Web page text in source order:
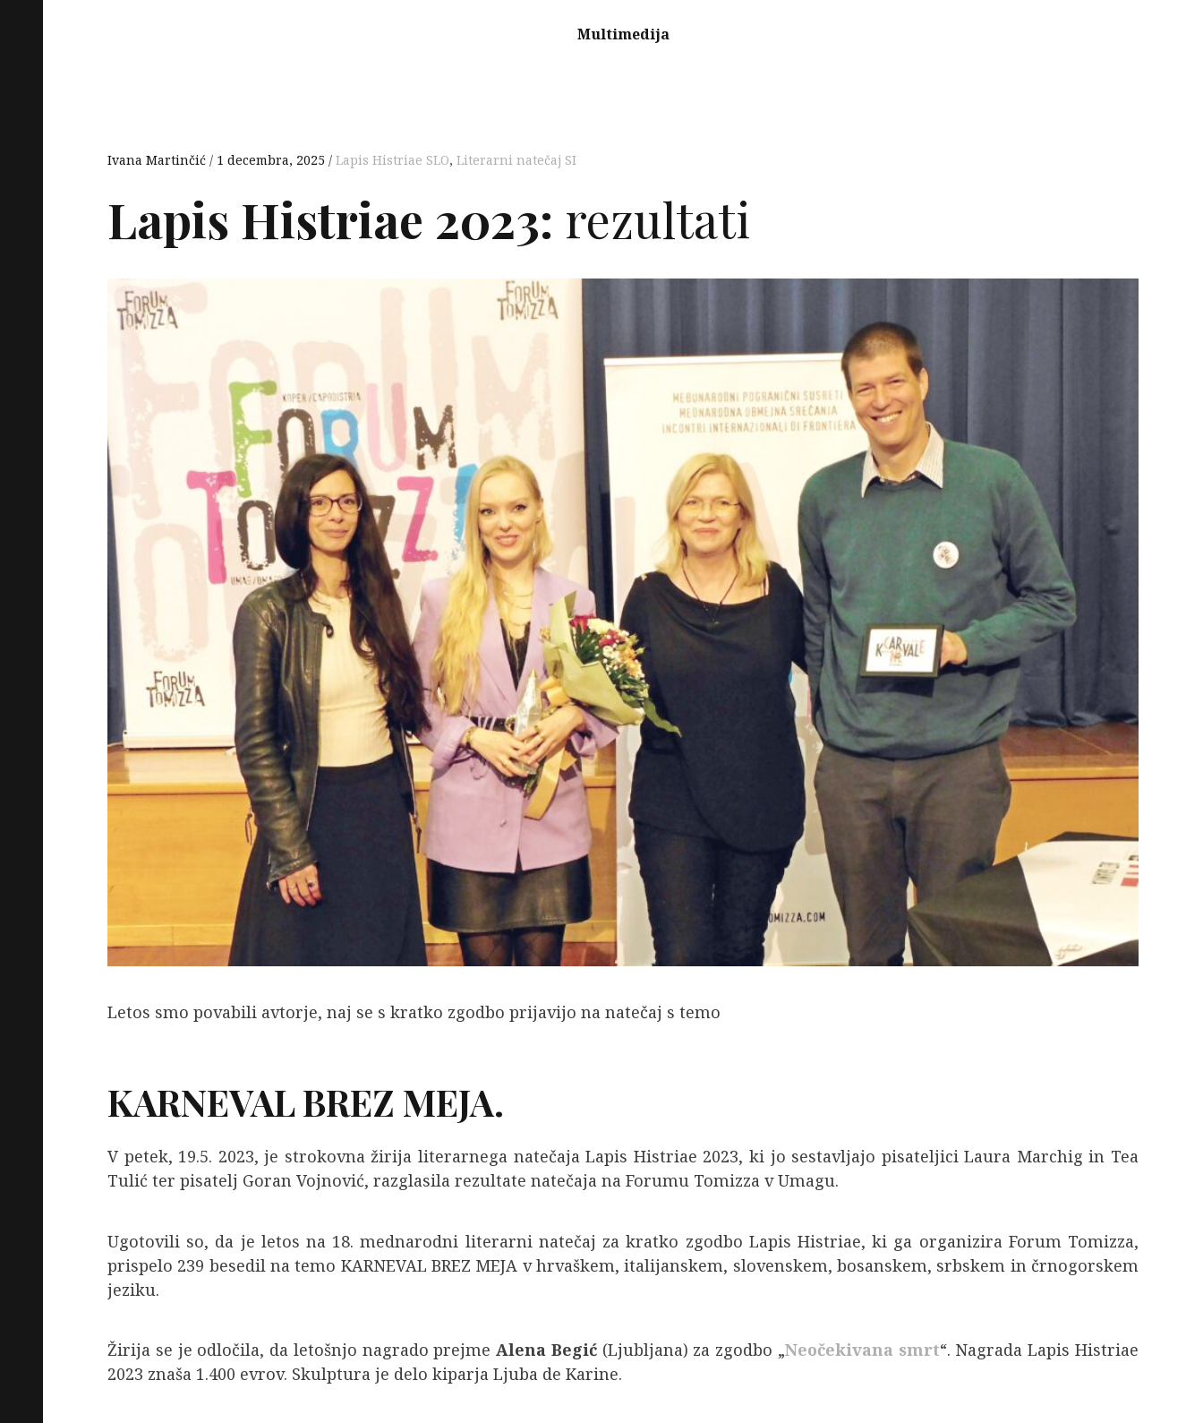
Multimedija
Ivana Martinčić 1 decembra, 2025 Lapis Histriae SLO, Literarni natečaj SI
Lapis Histriae 2023: rezultati
Letos smo povabili avtorje, naj se s kratko zgodbo prijavijo na natečaj s temo
KARNEVAL BREZ MEJA.
V petek, 19.5. 2023, je strokovna žirija literarnega natečaja Lapis Histriae 2023, ki jo sestavljajo pisateljici Laura Marchig in Tea
Tulić ter pisatelj Goran Vojnović, razglasila rezultate natečaja na Forumu Tomizza v Umagu.
Ugotovili so, da je letos na 18. mednarodni literarni natečaj za kratko zgodbo Lapis Histriae, ki ga organizira Forum Tomizza,
prispelo 239 besedil na temo KARNEVAL BREZ MEJA v hrvaškem, italijanskem, slovenskem, bosanskem, srbskem in črnogorskem
jeziku.
Žirija se je odločila, da letošnjo nagrado prejmeAlena Begić(Ljubljana) za zgodbo „Neočekivana smrt“. Nagrada Lapis Histriae
2023 znaša 1.400 evrov. Skulptura je delo kiparja Ljuba de Karine.